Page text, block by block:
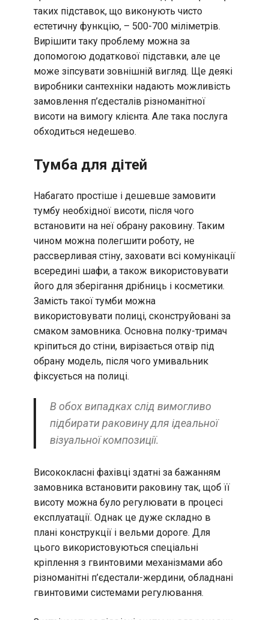
таких підставок, що виконують чисто
естетичну функцію, – 500-700 міліметрів.
Вирішити таку проблему можна за
допомогою додаткової підставки, але це
може зіпсувати зовнішній вигляд. Ще деякі
виробники сантехніки надають можливість
замовлення п’єдесталів різноманітної
висоти на вимогу клієнта. Але така послуга
обходиться недешево.
Тумба для дітей
Набагато простіше і дешевше замовити
тумбу необхідної висоти, після чого
встановити на неї обрану раковину. Таким
чином можна полегшити роботу, не
рассверливая стіну, заховати всі комунікації
всередині шафи, а також використовувати
його для зберігання дрібниць і косметики.
Замість такої тумби можна
використовувати полиці, сконструйовані за
смаком замовника. Основна полку-тримач
кріпиться до стіни, вирізається отвір під
обрану модель, після чого умивальник
фіксується на полиці.
В обох випадках слід вимогливо
підбирати раковину для ідеальної
візуальної композиції.
Висококласні фахівці здатні за бажанням
замовника встановити раковину так, щоб її
висоту можна було регулювати в процесі
експлуатації. Однак це дуже складно в
плані конструкції і вельми дороге. Для
цього використовуються спеціальні
кріплення з гвинтовими механізмами або
різноманітні п’єдестали-жердини, обладнані
гвинтовими системами регулювання.